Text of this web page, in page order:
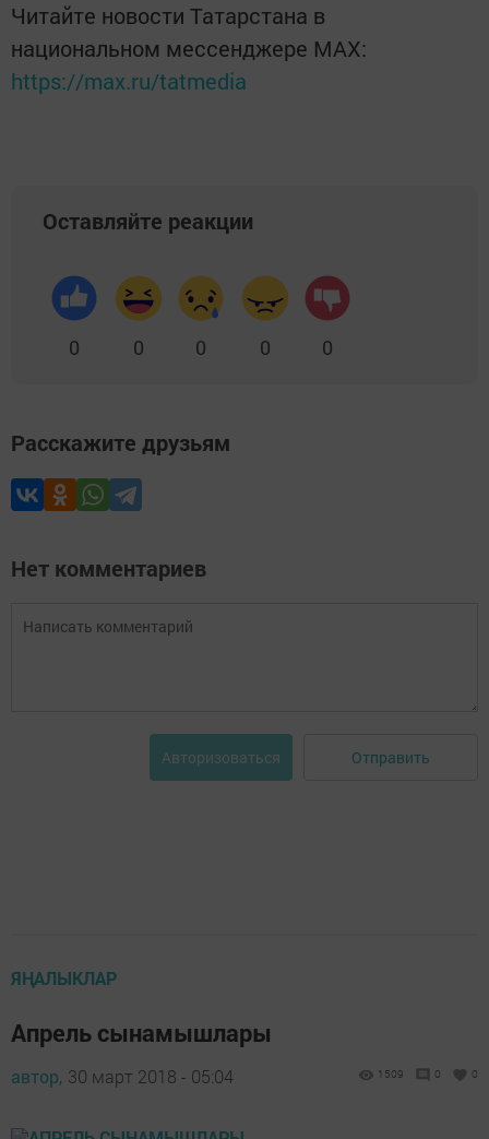
Читайте новости Татарстана в
национальном мессенджере MАХ:
https://max.ru/tatmedia
Оставляйте реакции
0 0 0 0 0
Расскажите друзьям
Нет комментариев
Авторизоваться Отправить
ЯҢАЛЫКЛАР
Апрель сынамышлары
автор, 30 март 2018 - 05:04 1509 0 0